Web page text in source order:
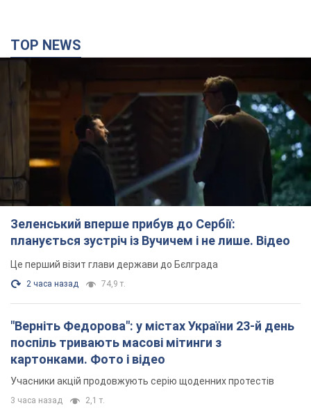
TOP NEWS
Зеленський вперше прибув до Сербії:
планується зустріч із Вучичем і не лише. Відео
Це перший візит глави держави до Бєлграда
2 часа назад 74,9 т.
"Верніть Федорова": у містах України 23-й день
поспіль тривають масові мітинги з
картонками. Фото і відео
Учасники акцій продовжують серію щоденних протестів
3 часа назад 2,1 т.